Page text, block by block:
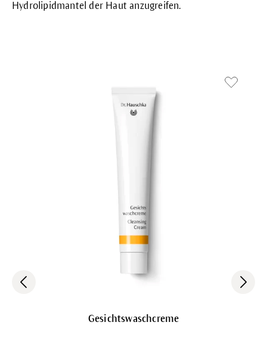
Hydrolipidmantel der Haut anzugreifen.
Gesichtswaschcreme